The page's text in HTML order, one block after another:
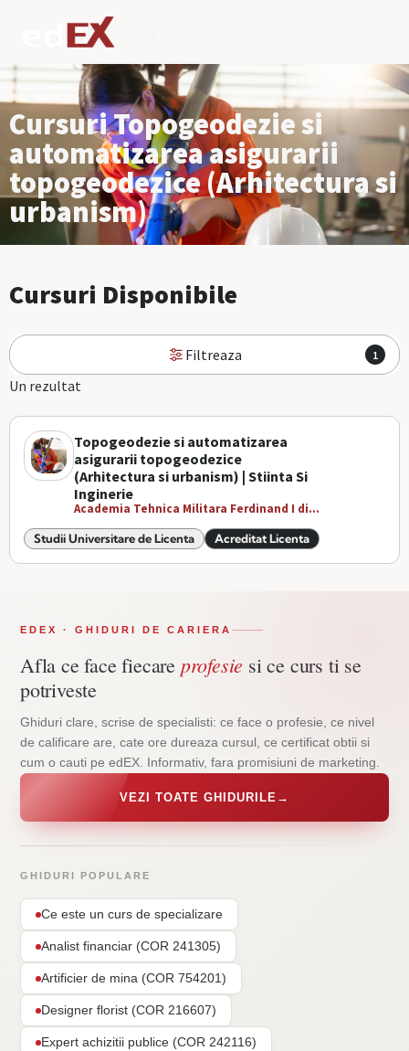
Cursuri Topogeodezie si
automatizarea asigurarii
topogeodezice (Arhitectura si
urbanism)
Cursuri Disponibile
Filtreaza 1
Un rezultat
Topogeodezie si automatizarea
asigurarii topogeodezice
(Arhitectura si urbanism) | Stiinta Si
Inginerie
Academia Tehnica Militara Ferdinand I di...
Studii Universitare de Licenta Acreditat Licenta
EDEX · GHIDURI DE CARIERA
Afla ce face fiecare profesie si ce curs ti se
potriveste
Ghiduri clare, scrise de specialisti: ce face o profesie, ce nivel
de calificare are, cate ore dureaza cursul, ce certificat obtii si
cum o cauti pe edEX. Informativ, fara promisiuni de marketing.
VEZI TOATE GHIDURILE →
GHIDURI POPULARE
Ce este un curs de specializare
Analist financiar (COR 241305)
Artificier de mina (COR 754201)
Designer florist (COR 216607)
Expert achizitii publice (COR 242116)